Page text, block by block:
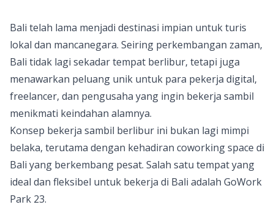
Bali telah lama menjadi destinasi impian untuk turis
lokal dan mancanegara. Seiring perkembangan zaman,
Bali tidak lagi sekadar tempat berlibur, tetapi juga
menawarkan peluang unik untuk para pekerja digital,
freelancer, dan pengusaha yang ingin bekerja sambil
menikmati keindahan alamnya.
Konsep bekerja sambil berlibur ini bukan lagi mimpi
belaka, terutama dengan kehadiran coworking space di
Bali yang berkembang pesat. Salah satu tempat yang
ideal dan fleksibel untuk bekerja di Bali adalah GoWork
Park 23.